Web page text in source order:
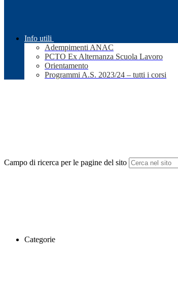
Info utili
Adempimenti ANAC
PCTO Ex Alternanza Scuola Lavoro
Orientamento
Programmi A.S. 2023/24 – tutti i corsi
Campo di ricerca per le pagine del sito
Categorie